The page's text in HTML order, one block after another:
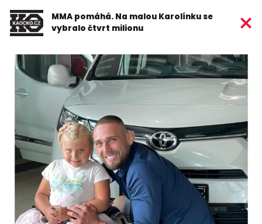
MMA pomáhá. Na malou Karolínku se
vybralo čtvrt milionu